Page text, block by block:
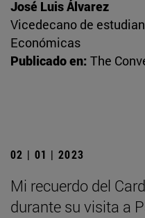
José Luis Álvarez
Vicedecano de
Económicas
Publicado en: The
02 | 01 | 2023
Mi recuerdo del
durante su visita a